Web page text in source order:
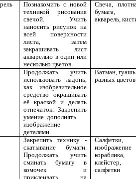
Познакомить с новой
техникой рисования
свечой. Учить
наносить рисунок на
всей поверхности
листа, затем
закрашивать лист
акварелью в один или
несколько цветов.
Свеча,
бумага,
акварель,
Продолжать учить
использовать ладонь,
как изобразительное
средство окрашивать
её краской и делать
отпечаток. Закрепить
умение дополнять
изображение
деталями.
Ватман, гуашь
разных
Закрепить технику -
скатывание бумаги.
Продолжать учить
сминать бумагу в
комочек и
приклеивать на
Салфетки,
изображение
кораблика,
клейстер,
салфетки